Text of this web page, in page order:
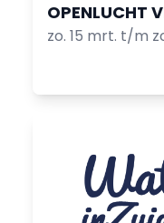
OPENLUCHT
zo. 15 mrt. t/m